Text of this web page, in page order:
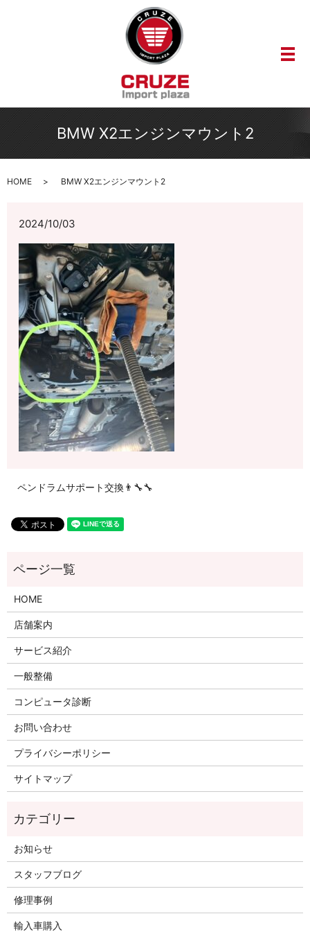
メ
BMW X2エンジンマウント2
HOME BMW X2エンジンマウント2
2024/10/03
ペンドラムサポート交換👨‍🔧🔧
HOME
店舗案内
サービス紹介
一般整備
コンピュータ診断
お問い合わせ
プライバシーポリシー
サイトマップ
お知らせ
スタッフブログ
修理事例
輸入車購入